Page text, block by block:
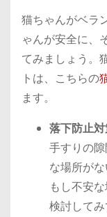
猫ちゃんがベラ
ゃんが安全に、
てみましょう。
トは、こちらの
ます。
落下防止
手すりの
な場所が
もし不安
検討してみ